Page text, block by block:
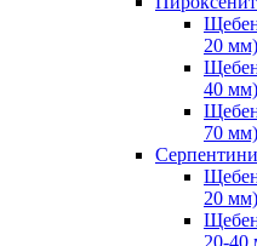
20 мм)
40 мм)
70 мм)
20 мм)
20-40